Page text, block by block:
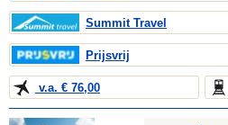
Summit Travel
Prijsvrij
v.a. € 76,00